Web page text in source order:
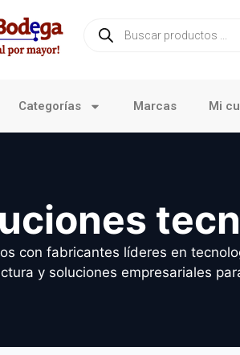
Categorías Marcas Mi
con fabricantes líderes en
y soluciones empresariales